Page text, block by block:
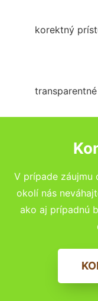
korektný
V prípade záujmu
okolí nás
ako aj prípadnú